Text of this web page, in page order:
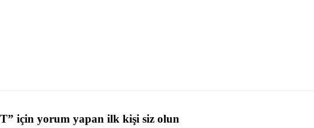
için yorum yapan ilk kişi siz olun